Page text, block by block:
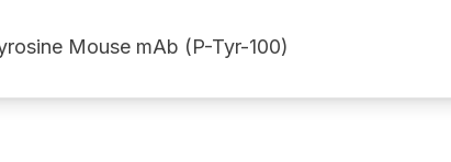
Mouse mAb (P-Tyr-100)